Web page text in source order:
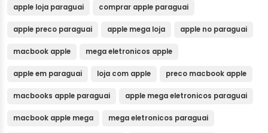
apple loja paraguai comprar apple paraguai
apple preco paraguai apple mega loja apple no paraguai
macbook apple mega eletronicos apple
apple em paraguai loja com apple preco macbook apple
macbooks apple paraguai apple mega eletronicos paraguai
macbook apple mega mega eletronicos paraguai